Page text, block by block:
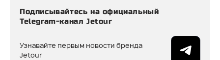
Подписывайтесь на официальный
Telegram-канал Jetour
Узнавайте первым новости бренда
Jetour